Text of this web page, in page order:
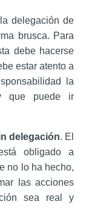
delegación de
brusca. Para
debe hacerse
estar atento a
la
que puede ir
delegación. El
obligado a
no lo ha hecho,
las acciones
sea real y